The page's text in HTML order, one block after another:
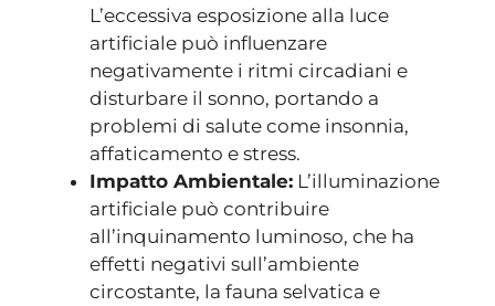
L’eccessiva esposizione alla luce
artificiale può influenzare
negativamente i ritmi circadiani e
disturbare il sonno, portando a
problemi di salute come insonnia,
affaticamento e stress.
Impatto Ambientale: L’illuminazione
artificiale può contribuire
all’inquinamento luminoso, che ha
effetti negativi sull’ambiente
circostante, la fauna selvatica e